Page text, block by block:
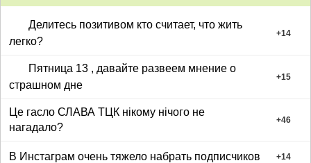
Делитесь позитивом кто считает, что жить
легко?
+14
Пятница 13 , давайте развеем мнение о
страшном дне
+15
Це гасло СЛАВА ТЦК нікому нічого не
нагадало?
+46
В Инстаграм очень тяжело набрать подписчиков +14